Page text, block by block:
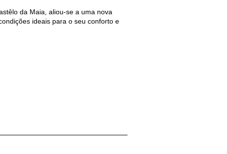
da Maia, aliou-se a uma nova
ideais para o seu conforto e